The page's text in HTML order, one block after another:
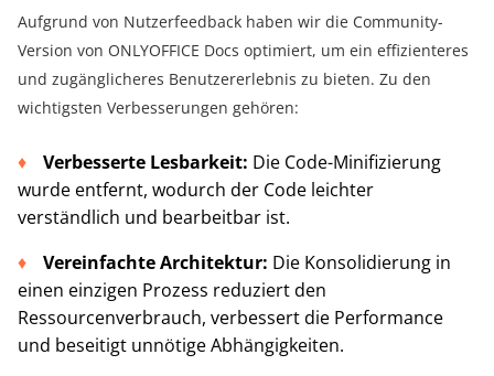
Aufgrund von Nutzerfeedback haben wir die Community-
Version von ONLYOFFICE Docs optimiert, um ein effizienteres
und zugänglicheres Benutzererlebnis zu bieten. Zu den
wichtigsten Verbesserungen gehören:
Verbesserte Lesbarkeit: Die Code-Minifizierung
wurde entfernt, wodurch der Code leichter
verständlich und bearbeitbar ist.
Vereinfachte Architektur: Die Konsolidierung in
einen einzigen Prozess reduziert den
Ressourcenverbrauch, verbessert die Performance
und beseitigt unnötige Abhängigkeiten.